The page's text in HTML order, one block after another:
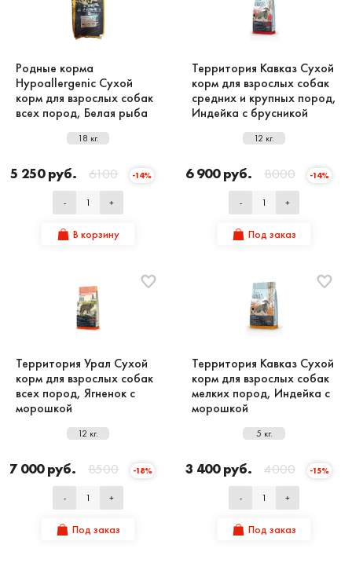
Родные корма
Hypoallergenic Сухой
корм для взрослых собак
всех пород, Белая рыба
18 кг.
5 250 руб. 6100 -14%
- +
В корзину
Территория Кавказ Сухой
корм для взрослых собак
средних и крупных пород,
Индейка с брусникой
12 кг.
6 900 руб. 8000 -14%
- +
Под заказ
Территория Урал Сухой
корм для взрослых собак
всех пород, Ягненок с
морошкой
12 кг.
7 000 руб. 8500 -18%
- +
Под заказ
Территория Кавказ Сухой
корм для взрослых собак
мелких пород, Индейка с
морошкой
5 кг.
3 400 руб. 4000 -15%
- +
Под заказ